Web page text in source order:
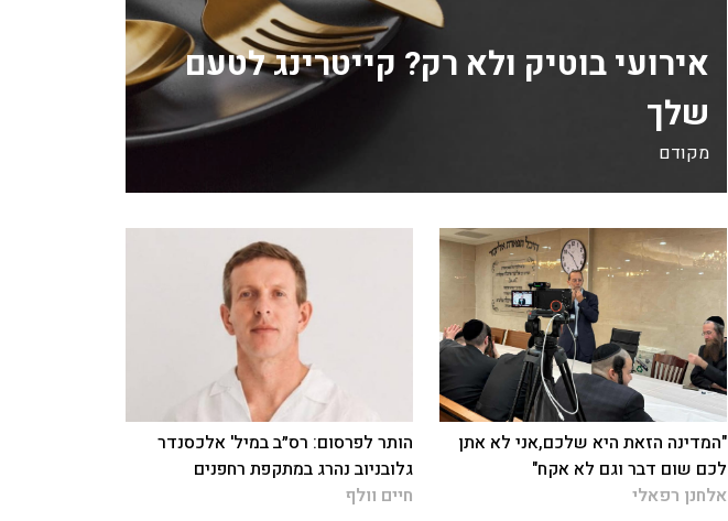
אירועי בוטיק ולא רק? קייטרינג לטעם
שלך
מקודם
"המדינה הזאת היא שלכם,אני לא אתן
לכם שום דבר וגם לא אקח"
אלחנן רפאלי
הותר לפרסום: רס״ב במיל' אלכסנדר
גלובניוב נהרג במתקפת רחפנים
חיים וולף